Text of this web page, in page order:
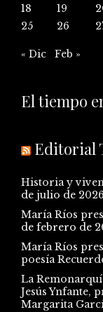
18
19
25
26
« Dic Feb »
El tiempo
Editorial
Historia y
de julio de 2026
María Ríos
de febrero de
María Ríos
poesía
La
Jesús Ynfante,
Margarita